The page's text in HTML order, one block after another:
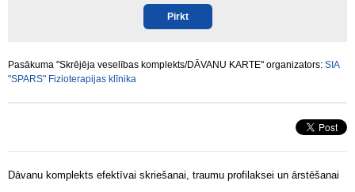
Pirkt
Pasākuma "Skrējēja veselības komplekts/DĀVANU KARTE" organizators: SIA
"SPARS" Fizioterapijas klīnika
Dāvanu komplekts efektīvai skriešanai, traumu profilaksei un ārstēšanai